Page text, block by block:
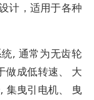
计，适用于各种
, 通常为无齿轮
做成低转速、 大
集曳引电机、 曳